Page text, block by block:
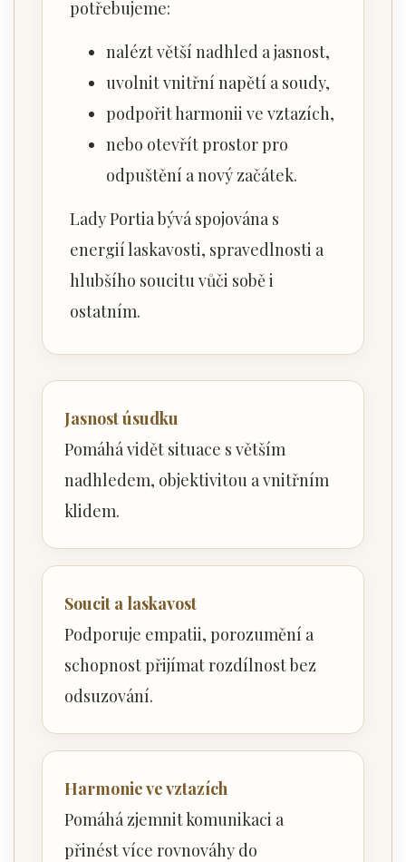
potřebujeme:
nalézt větší nadhled a jasnost,
uvolnit vnitřní napětí a soudy,
podpořit harmonii ve vztazích,
nebo otevřít prostor pro
odpuštění a nový začátek.
Lady Portia bývá spojována s
energií laskavosti, spravedlnosti a
hlubšího soucitu vůči sobě i
ostatním.
Jasnost úsudku
Pomáhá vidět situace s větším
nadhledem, objektivitou a vnitřním
klidem.
Soucit a laskavost
Podporuje empatii, porozumění a
schopnost přijímat rozdílnost bez
odsuzování.
Harmonie ve vztazích
Pomáhá zjemnit komunikaci a
přinést více rovnováhy do